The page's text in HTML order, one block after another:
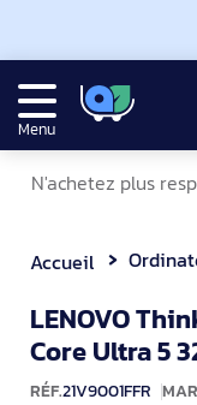
Menu
Accueil
LENOVO
Core Ultra 5
512Go SSD
RÉF.21V9001FFR